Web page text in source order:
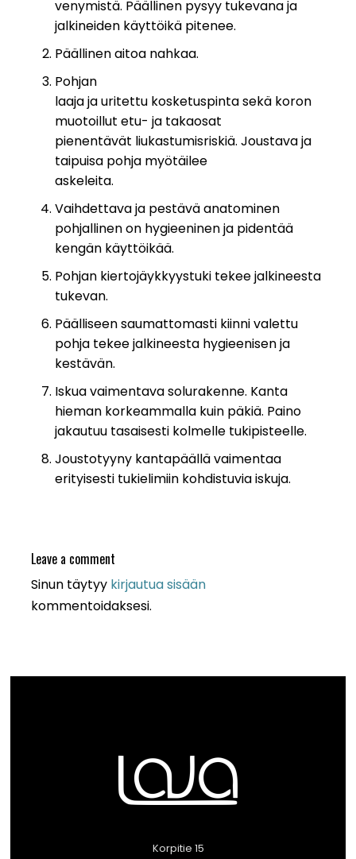
venymistä. Päällinen pysyy tukevana ja
jalkineiden käyttöikä pitenee.
Päällinen aitoa nahkaa.
Pohjan
laaja ja uritettu kosketuspinta sekä koron
muotoillut etu- ja takaosat
pienentävät liukastumisriskiä. Joustava ja
taipuisa pohja myötäilee
askeleita.
Vaihdettava ja pestävä anatominen
pohjallinen on hygieeninen ja pidentää
kengän käyttöikää.
Pohjan kiertojäykkyystuki tekee jalkineesta
tukevan.
Päälliseen saumattomasti kiinni valettu
pohja tekee jalkineesta hygieenisen ja
kestävän.
Iskua vaimentava solurakenne. Kanta
hieman korkeammalla kuin päkiä. Paino
jakautuu tasaisesti kolmelle tukipisteelle.
Joustotyyny kantapäällä vaimentaa
erityisesti tukielimiin kohdistuvia iskuja.
Leave a comment
Sinun täytyy kirjautua sisään
kommentoidaksesi.
Korpitie 15